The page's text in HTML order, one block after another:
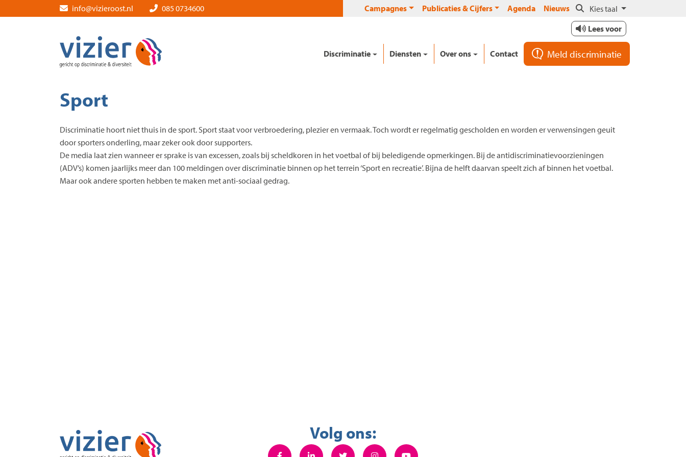
to
info@vizieroost.nl 085 0734600 Campagnes Publicaties & Cijfers Agenda Nieuws
Kies taal
Lees voor
Discriminatie Diensten Over ons Contact Meld discriminatie
Sport
Discriminatie hoort niet thuis in de sport. Sport staat voor verbroedering, plezier en vermaak. Toch wordt er regelmatig gescholden en worden er verwensingen geuit
door sporters onderling, maar zeker ook door supporters.
De media laat zien wanneer er sprake is van excessen, zoals bij scheldkoren in het voetbal of bij beledigende opmerkingen. Bij de antidiscriminatievoorzieningen
(ADV’s) komen jaarlijks meer dan 100 meldingen over discriminatie binnen op het terrein ‘Sport en recreatie’. Bijna de helft daarvan speelt zich af binnen het voetbal.
Maar ook andere sporten hebben te maken met anti-sociaal gedrag.
Volg ons: